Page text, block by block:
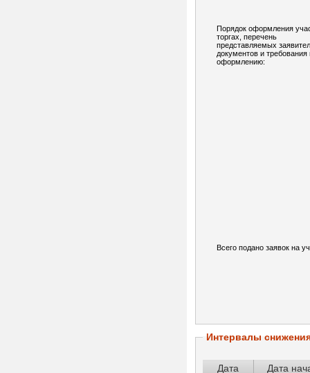
Порядок оформления
торгах, перечень
представляемых
документов и требования
оформлению:
Всего подано заявок на
Интервалы
Дата Дата